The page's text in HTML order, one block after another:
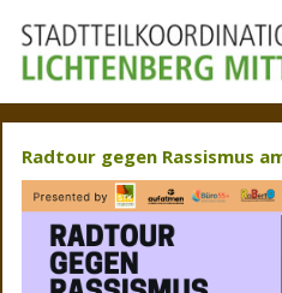
Radtour gegen Rassismus